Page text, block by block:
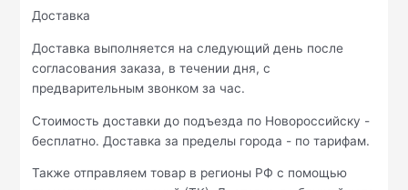
Доставка
Доставка выполняется на следующий день после
согласования заказа, в течении дня, с
предварительным звонком за час.
Стоимость доставки до подъезда по Новороссийску -
бесплатно. Доставка за пределы города - по тарифам.
Также отправляем товар в регионы РФ с помощью